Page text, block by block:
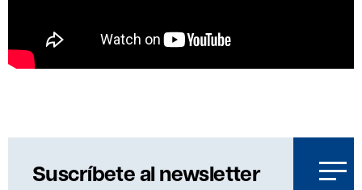
Suscríbete al newsletter